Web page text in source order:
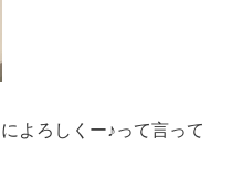
よろしくー♪って言って